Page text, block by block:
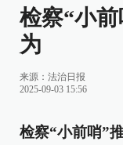
检察“小
为
来源： 法治日报
2025-09-03 15:56
检察“小前哨”